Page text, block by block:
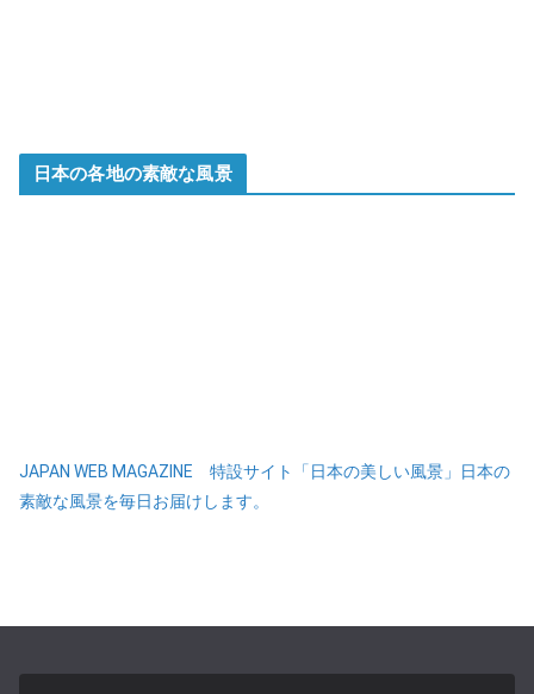
日本の各地の素敵な風景
JAPAN WEB MAGAZINE 特設サイト「日本の美しい風景」日本の
素敵な風景を毎日お届けします。